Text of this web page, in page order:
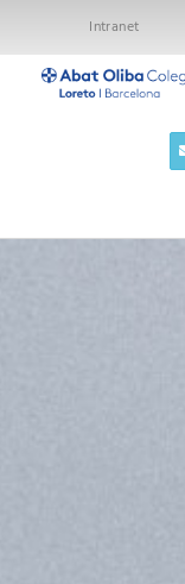
Intranet